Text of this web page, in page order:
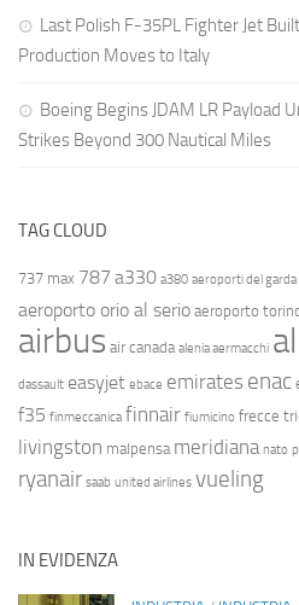
Last Polish F-35PL Fighter Jet
Production Moves to Italy
Boeing Begins JDAM LR Payload
Strikes Beyond 300 Nautical Miles
TAG CLOUD
737 max 787 a330 a380 aeroporti del garda
aeroporto orio al serio aeroporto
airbus air canada alenia aermacchi
dassault easyjet ebace emirates enac
f35 finmeccanica finnair fiumicino frecce
livingston malpensa meridiana nato
ryanair saab united airlines vueling
IN EVIDENZA